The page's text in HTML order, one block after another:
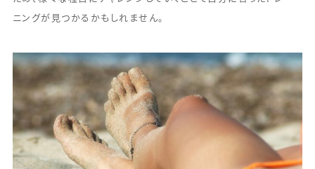
ニングが見つかるかもしれません。